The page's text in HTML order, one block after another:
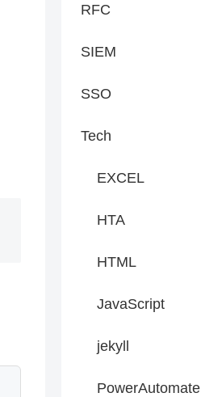
RFC
SIEM
SSO
Tech
EXCEL
HTA
HTML
JavaScript
jekyll
PowerAutomate